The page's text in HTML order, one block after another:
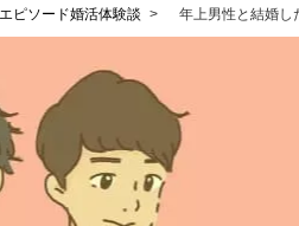
ピソード婚活体験談 年上男性と結婚し